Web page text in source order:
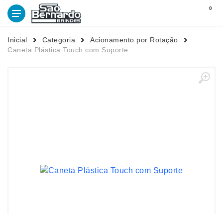
0
Inicial Categoria
Acionamento por Rotação
Caneta Plástica Touch com Suporte